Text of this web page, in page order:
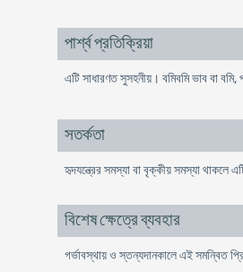
পার্শ্ব প্রতিক্রিয়া
এটি সাধারণত সুসহনীয়। বমিবমি ভাব বা
সতর্কতা
হৃদযন্ত্রের সমস্যা বা বৃক্কীয় সমস্যা থাকলে
বিশেষ ক্ষেত্রে ব্যবহার
গর্ভাবস্থায় ও স্তন্যদানকালে এই সমন্বিত